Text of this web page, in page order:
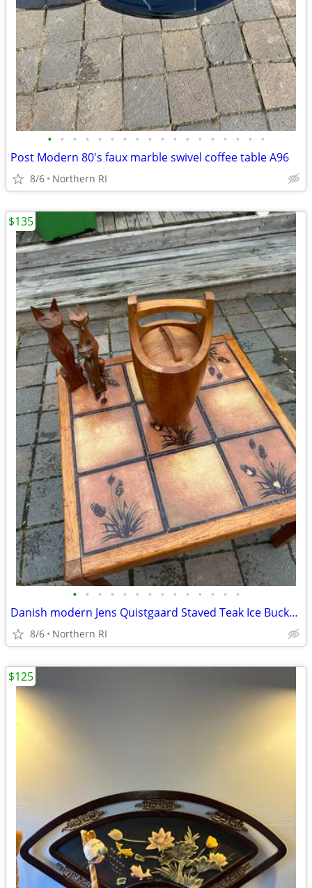
• • • • • • • • • • • • • • • • • •
Post Modern 80's faux marble swivel coffee table A96
8/6 Northern RI
• • • • • • • • • • • • • •
Danish modern Jens Quistgaard Staved Teak Ice Bucket Dansk A457
8/6 Northern RI
$135
$125